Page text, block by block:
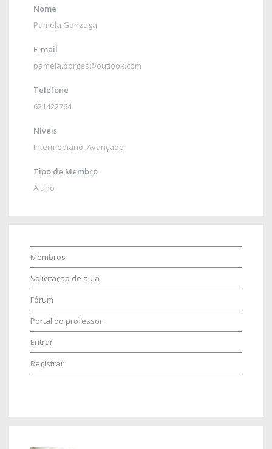
Nome
Pamela Gonzaga
E-mail
pamela.borges@outlook.com
Telefone
621422764
Níveis
Intermediário, Avançado
Tipo de Membro
Aluno
Membros
Solicitação de aula
Fórum
Portal do professor
Entrar
Registrar